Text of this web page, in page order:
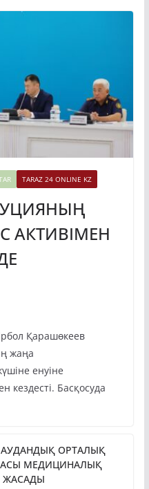
TARAZ 24 ONLINE KZ
Қарашөкеев
жаңа
енуіне
кездесті. Басқосуда
ОРТАЛЫҚ
МЕДИЦИНАЛЫҚ
ЖАСАДЫ